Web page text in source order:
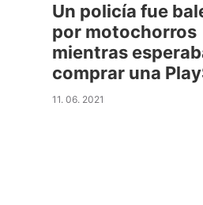
Un policía fue
por motochorros
mientras
comprar una
11. 06. 2021